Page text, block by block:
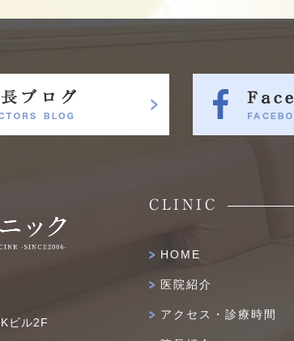
ビル2F
CLINIC
HOME
医院紹介
アクセス・診療時間